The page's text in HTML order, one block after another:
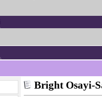
Bright Osayi-